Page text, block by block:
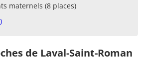
maternels (8 places)
de Laval-Saint-Roman